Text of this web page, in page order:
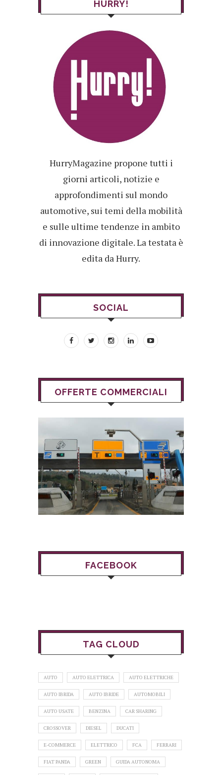
HURRY!
HurryMagazine propone tutti i
giorni articoli, notizie e
approfondimenti sul mondo
automotive, sui temi della mobilità
e sulle ultime tendenze in ambito
di innovazione digitale. La testata è
edita da Hurry.
SOCIAL
OFFERTE COMMERCIALI
FACEBOOK
TAG CLOUD
AUTO AUTO ELETTRICA AUTO ELETTRICHE
AUTO IBRIDA AUTO IBRIDE AUTOMOBILI
AUTO USATE BENZINA CAR SHARING
CROSSOVER DIESEL DUCATI
E-COMMERCE ELETTRICO FCA FERRARI
FIAT PANDA GREEN GUIDA AUTONOMA